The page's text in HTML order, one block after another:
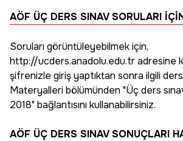
AÖF ÜÇ DERS SINAV SORULARI
Soruları görüntüleyebilmek için,
http://ucders.anadolu.edu.tr adresine
şifrenizle giriş yaptıktan sonra ilgili
Materyalleri bölümünden "Üç ders
2018" bağlantısını kullanabilirsiniz.
AÖF ÜÇ DERS SINAV SONUÇLARI